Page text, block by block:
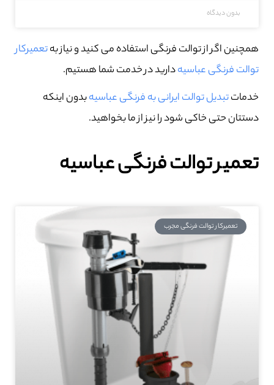
بدون دیدگاه
همچنین اگر از توالت فرنگی استفاده می کنید و نیاز بهتعمیرکار
توالت فرنگی عباسیهدارید در خدمت شما هستیم.
خدماتتبدیل توالت ایرانی به فرنگی عباسیهبدون اینکه
دستتان حتی خاکی شود را نیز از ما بخواهید.
تعمیر توالت فرنگی عباسیه
تعمیرکار توالت فرنگی مجرب